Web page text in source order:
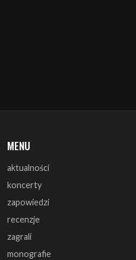
aktualności
zapowiedzi
recenzje
zagrali
monografie
artykuły
wywiady